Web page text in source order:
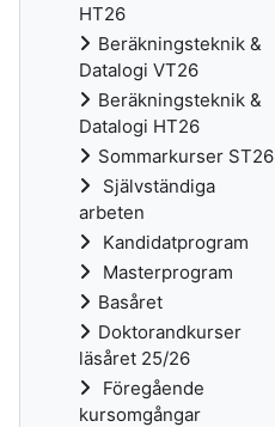
HT26
Beräkningsteknik &
Datalogi VT26
Beräkningsteknik &
Datalogi HT26
Sommarkurser ST26
Självständiga
arbeten
Kandidatprogram
Masterprogram
Basåret
Doktorandkurser
läsåret 25/26
Föregående
kursomgångar